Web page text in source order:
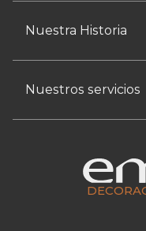
Nuestra Historia
Nuestros servicios